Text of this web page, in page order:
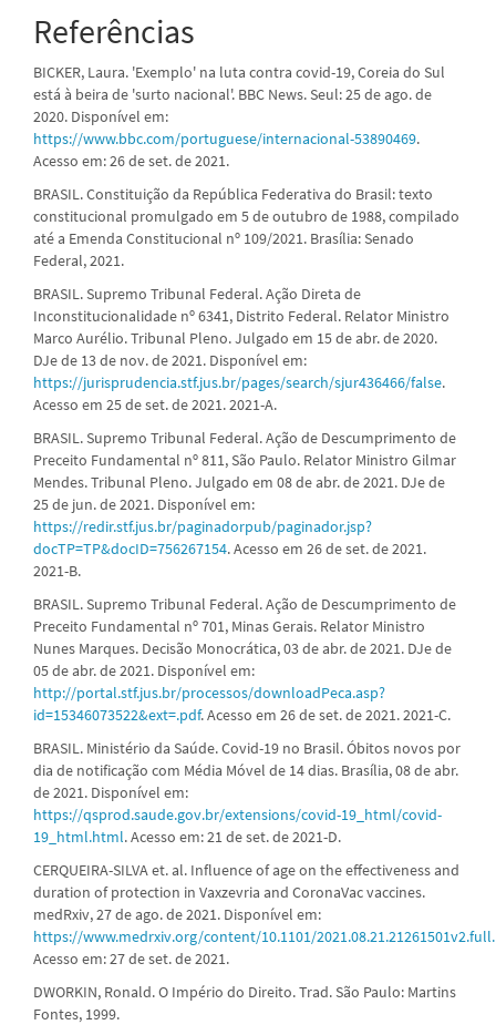
Referências
BICKER, Laura. 'Exemplo' na luta contra covid-19, Coreia do Sul
está à beira de 'surto nacional'. BBC News. Seul: 25 de ago. de
2020. Disponível em:
https://www.bbc.com/portuguese/internacional-53890469.
Acesso em: 26 de set. de 2021.
BRASIL. Constituição da República Federativa do Brasil: texto
constitucional promulgado em 5 de outubro de 1988, compilado
até a Emenda Constitucional nº 109/2021. Brasília: Senado
Federal, 2021.
BRASIL. Supremo Tribunal Federal. Ação Direta de
Inconstitucionalidade nº 6341, Distrito Federal. Relator Ministro
Marco Aurélio. Tribunal Pleno. Julgado em 15 de abr. de 2020.
DJe de 13 de nov. de 2021. Disponível em:
https://jurisprudencia.stf.jus.br/pages/search/sjur436466/false.
Acesso em 25 de set. de 2021. 2021-A.
BRASIL. Supremo Tribunal Federal. Ação de Descumprimento de
Preceito Fundamental nº 811, São Paulo. Relator Ministro Gilmar
Mendes. Tribunal Pleno. Julgado em 08 de abr. de 2021. DJe de
25 de jun. de 2021. Disponível em:
https://redir.stf.jus.br/paginadorpub/paginador.jsp?
docTP=TP&docID=756267154. Acesso em 26 de set. de 2021.
2021-B.
BRASIL. Supremo Tribunal Federal. Ação de Descumprimento de
Preceito Fundamental nº 701, Minas Gerais. Relator Ministro
Nunes Marques. Decisão Monocrática, 03 de abr. de 2021. DJe de
05 de abr. de 2021. Disponível em:
http://portal.stf.jus.br/processos/downloadPeca.asp?
id=15346073522&ext=.pdf. Acesso em 26 de set. de 2021. 2021-C.
BRASIL. Ministério da Saúde. Covid-19 no Brasil. Óbitos novos por
dia de notificação com Média Móvel de 14 dias. Brasília, 08 de abr.
de 2021. Disponível em:
https://qsprod.saude.gov.br/extensions/covid-19_html/covid-
19_html.html. Acesso em: 21 de set. de 2021-D.
CERQUEIRA-SILVA et. al. Influence of age on the effectiveness and
duration of protection in Vaxzevria and CoronaVac vaccines.
medRxiv, 27 de ago. de 2021. Disponível em:
https://www.medrxiv.org/content/10.1101/
Acesso em: 27 de set. de 2021.
DWORKIN, Ronald. O Império do Direito. Trad. São Paulo: Martins
Fontes, 1999.